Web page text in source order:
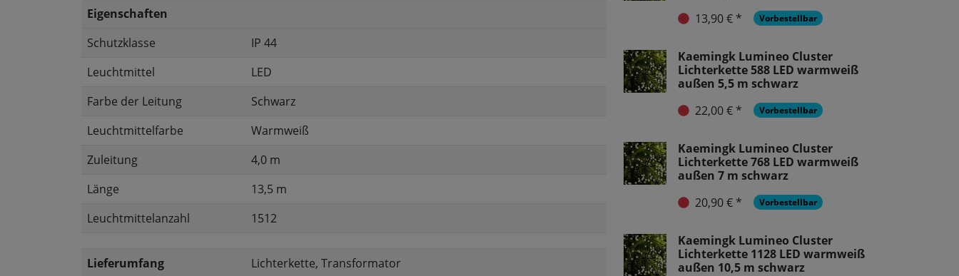
Eigenschaften
Schutzklasse
IP 44
Leuchtmittel
LED
Farbe der Leitung
Schwarz
Leuchtmittelfarbe
Warmweiß
Zuleitung
4,0 m
Länge
13,5 m
Leuchtmittelanzahl
1512
Lieferumfang Lichterkette, Transformator
13,90 € *
Vorbestellbar
Kaemingk Lumineo Cluster
Lichterkette 588 LED warmweiß
außen 5,5 m schwarz
22,00 € *
Vorbestellbar
Kaemingk Lumineo Cluster
Lichterkette 768 LED warmweiß
außen 7 m schwarz
20,90 € *
Vorbestellbar
Kaemingk Lumineo Cluster
Lichterkette 1128 LED warmweiß
außen 10,5 m schwarz